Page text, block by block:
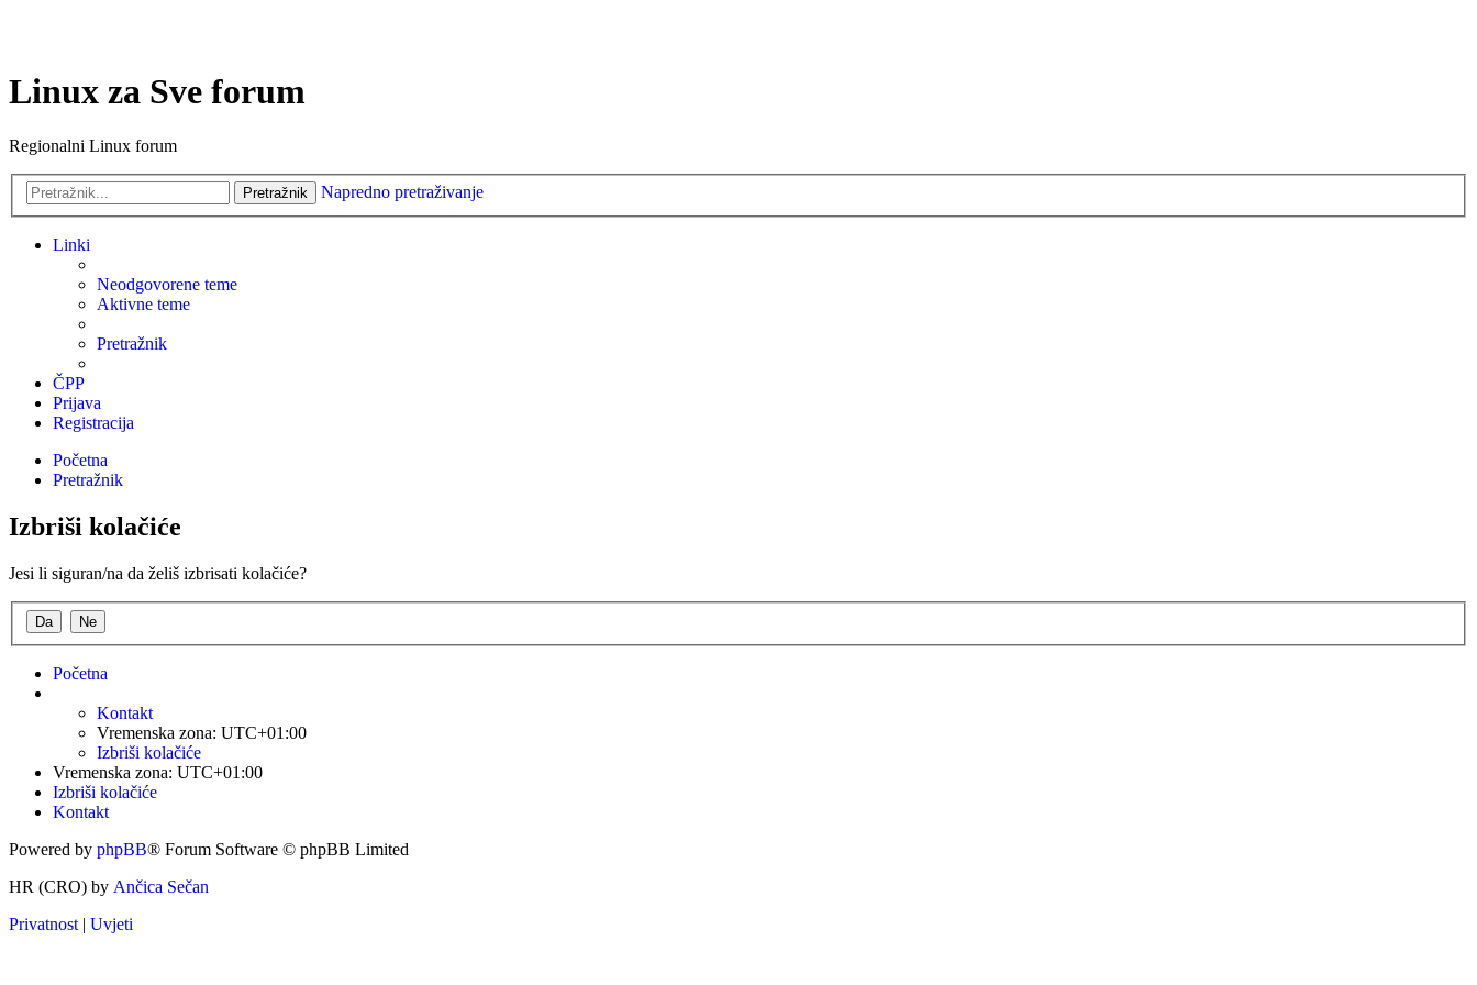
Linux za Sve forum
Regionalni Linux forum
Pretražnik Napredno pretraživanje
Linki
Neodgovorene teme
Aktivne teme
Pretražnik
ČPP
Prijava
Registracija
Početna
Pretražnik
Izbriši kolačiće
Jesi li siguran/na da želiš izbrisati kolačiće?
Početna
Kontakt
Vremenska zona: UTC+01:00
Izbriši kolačiće
Vremenska zona: UTC+01:00
Izbriši kolačiće
Kontakt
Powered by phpBB® Forum Software © phpBB Limited
HR (CRO) by Ančica Sečan
Privatnost | Uvjeti